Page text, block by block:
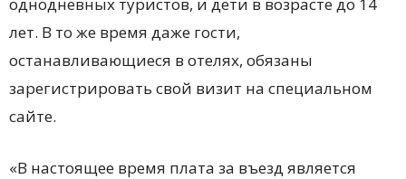
лет. В то же время даже гости,
останавливающиеся в отелях, обязаны
зарегистрировать свой визит на специальном
сайте.
«В настоящее время плата за въезд является